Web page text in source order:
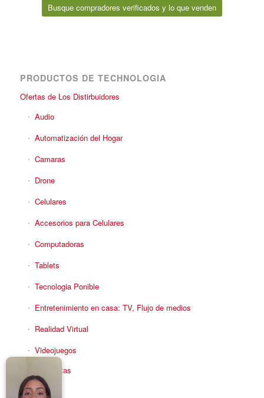
Busque compradores verificados y lo que venden
PRODUCTOS DE TECHNOLOGIA
Ofertas de Los Distirbuidores
Audio
Automatización del Hogar
Camaras
Drone
Celulares
Accesorios para Celulares
Computadoras
Tablets
Tecnologia Ponible
Entretenimiento en casa: TV, Flujo de medios
Realidad Virtual
Videojuegos
Reciba Ofertas